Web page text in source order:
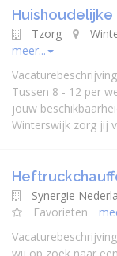
Huishoudelijke
Tzorg
meer...
Tussen 8 - 12 per
jouw
Winterswijk zorg jij
Synergie
Favorieten